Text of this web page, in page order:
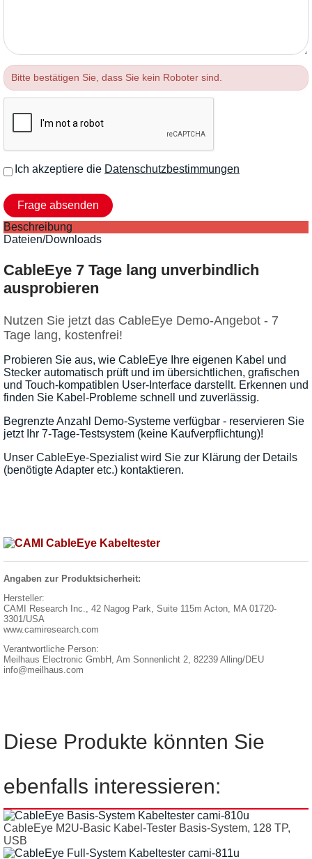
Bitte bestätigen Sie, dass Sie kein Roboter sind.
Ich akzeptiere die Datenschutzbestimmungen
Beschreibung
Dateien/Downloads
CableEye 7 Tage lang unverbindlich
ausprobieren
Nutzen Sie jetzt das CableEye Demo-Angebot - 7
Tage lang, kostenfrei!
Probieren Sie aus, wie CableEye Ihre eigenen Kabel und
Stecker automatisch prüft und im übersichtlichen, grafischen
und Touch-kompatiblen User-Interface darstellt. Erkennen und
finden Sie Kabel-Probleme schnell und zuverlässig.
Begrenzte Anzahl Demo-Systeme verfügbar - reservieren Sie
jetzt Ihr 7-Tage-Testsystem (keine Kaufverpflichtung)!
Unser CableEye-Spezialist wird Sie zur Klärung der Details
(benötigte Adapter etc.) kontaktieren.
Angaben zur Produktsicherheit:
Hersteller:
CAMI Research Inc., 42 Nagog Park, Suite 115m Acton, MA 01720-
3301/USA
www.camiresearch.com
Verantwortliche Person:
Meilhaus Electronic GmbH, Am Sonnenlicht 2, 82239 Alling/DEU
info@meilhaus.com
Diese Produkte könnten Sie
ebenfalls interessieren:
CableEye M2U-Basic Kabel-Tester Basis-System, 128 TP,
USB